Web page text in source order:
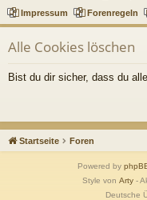
llzImpressum
Forenregeln
Alle Cookies löschen
Bist du dir sicher, dass du
Startseite Foren
Powered by
Style von Arty-
Deutsche